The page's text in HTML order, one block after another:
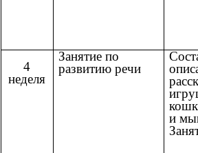
4
неделя
Занятие по
развитию речи
и